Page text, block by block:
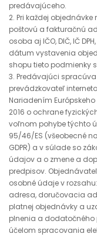
predávajúceho.
2. Pri každej
poštovú a fakturačnú
osoba aj IČO, DIČ, IČ
dátum vystavenia
shopu tieto podmienky
3. Predávajúci
prevádzkovateľ
Nariadením
2016 o ochrane
voľnom pohybe týchto
95/46/ES (všeobecné
GDPR) a v súlade so
údajov a o zmene a
predpisov.
osobné údaje v
adresa, doručovacia
platnej objednávky a
plnenia a dodatočného
účelom spracovania